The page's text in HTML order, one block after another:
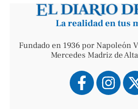
La realidad en tus
Fundado en 1936 por Napoleón
Mercedes Madriz de